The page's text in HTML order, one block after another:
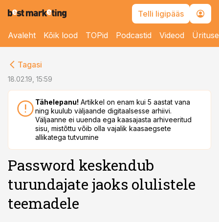
Telli ligipääs
Avaleht Kõik lood TOPid Podcastid Videod
Tagasi
18.02.19, 15:59
Tähelepanu! Artikkel on enam kui 5 aastat vana
ning kuulub väljaande digitaalsesse arhiivi.
Väljaanne ei uuenda ega kaasajasta arhiveeritud
sisu, mistõttu võib olla vajalik kaasaegsete
allikatega tutvumine
Password keskendub
turundajate jaoks olulistele
teemadele